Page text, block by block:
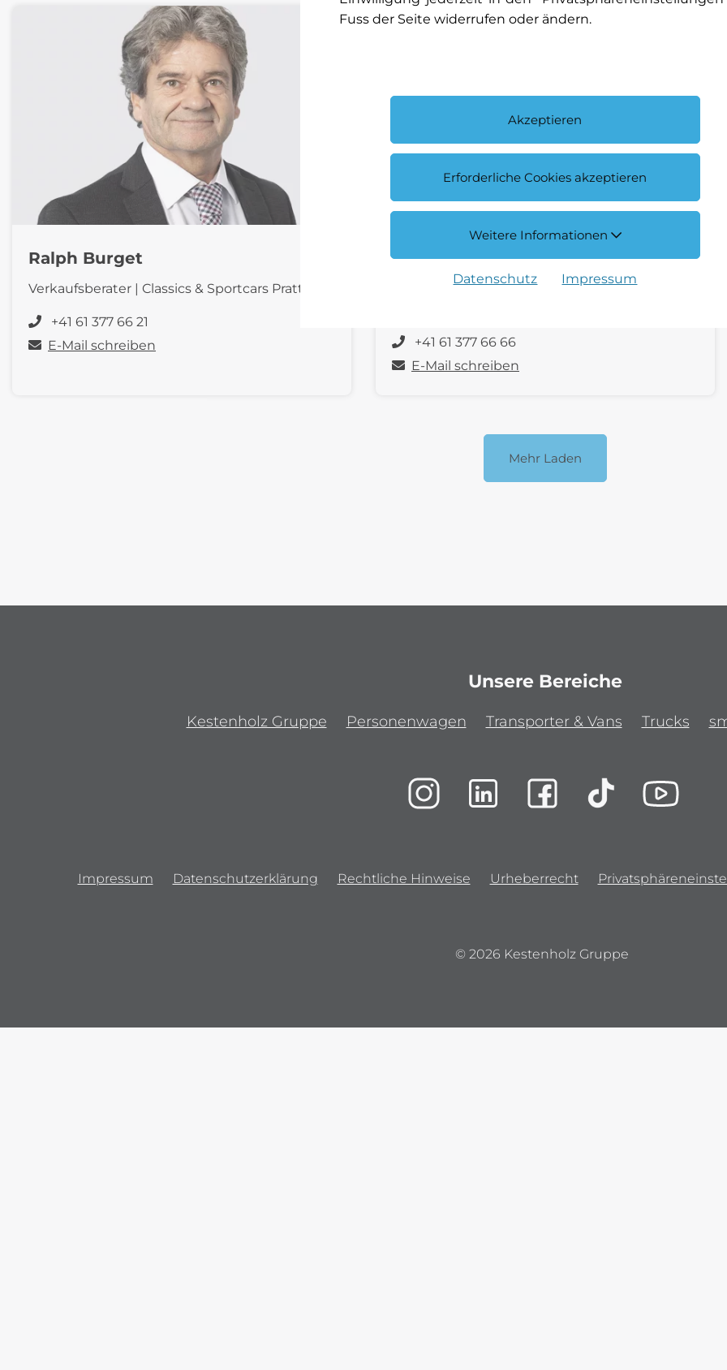
Fuss der Seite widerrufen oder ändern.
Akzeptieren
Erforderliche Cookies akzeptieren
Weitere Informationen
Datenschutz Impressum
Ralph Burget
Verkaufsberater | Classics & Sportcars Pratteln
+41 61 377 66 21
E-Mail schreiben
Claudia Di Lemme
Serviceassistentin | Classics & Sportcars
+41 61 377 66 66
E-Mail schreiben
Mehr Laden
Unsere Bereiche
Kestenholz Gruppe Personenwagen Transporter & Vans Trucks
Impressum Datenschutzerklärung Rechtliche Hinweise Urheberrecht
© 2026 Kestenholz Gruppe